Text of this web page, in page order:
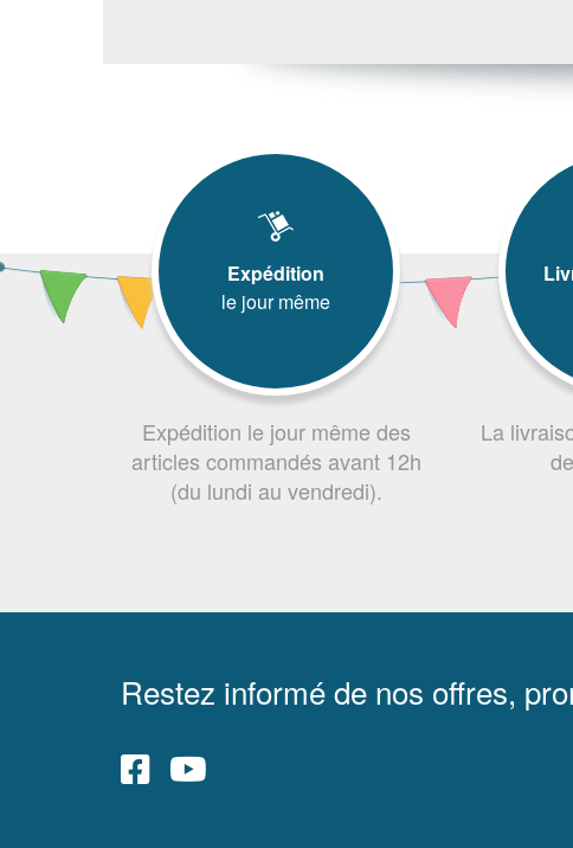
Expédition
le jour même
Expédition le jour même des
articles commandés avant 12h
(du lundi au vendredi).
La
Restez informé de nos offres,